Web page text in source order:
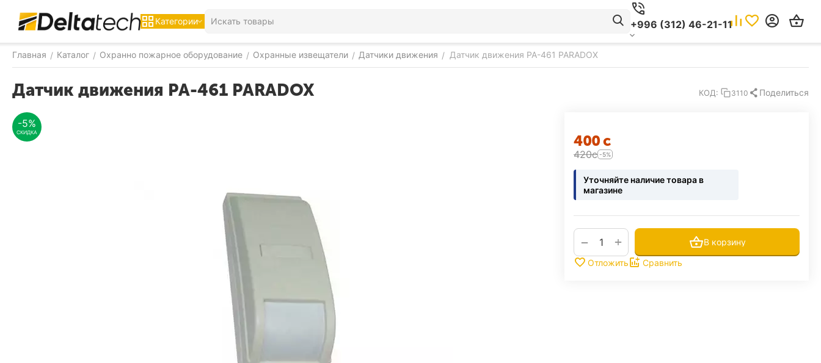
Категории +996 (312) 46-21-11
Главная / Каталог / Охранно пожарное оборудование / Охранные извещатели / Датчики движения / Датчик движения PA-461 PARADOX
Датчик движения PA-461 PARADOX КОД: 3110 Поделиться
‍400‍с
‍420‍с -5%
Уточняйте наличие товара в
магазине
+
−
В корзину
Отложить
Сравнить
-5%
СКИДКА